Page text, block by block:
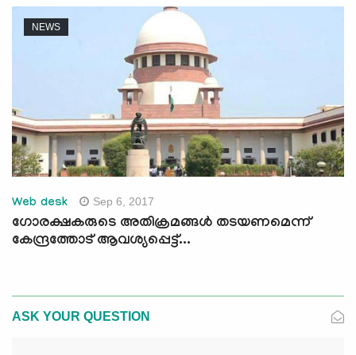
NEWS
Web desk Sep 6, 2017
ഗോരക്ഷകരുടെ അതിക്രമങ്ങള്‍ തടയണമെന്ന്
കേന്ദ്രത്തോട് ആവശ്യപ്പെട്ട്...
ASK YOUR QUESTION